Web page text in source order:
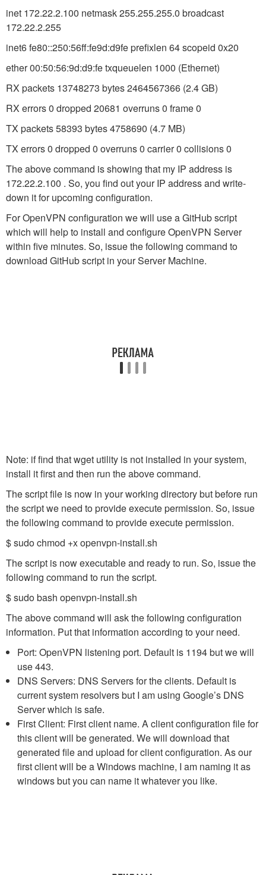
inet 172.22.2.100 netmask 255.255.255.0 broadcast
172.22.2.255
inet6 fe80::250:56ff:fe9d:d9fe prefixlen 64 scopeid 0x20
ether 00:50:56:9d:d9:fe txqueuelen 1000 (Ethernet)
RX packets 13748273 bytes 2464567366 (2.4 GB)
RX errors 0 dropped 20681 overruns 0 frame 0
TX packets 58393 bytes 4758690 (4.7 MB)
TX errors 0 dropped 0 overruns 0 carrier 0 collisions 0
The above command is showing that my IP address is
172.22.2.100 . So, you find out your IP address and write-
down it for upcoming configuration.
For OpenVPN configuration we will use a GitHub script
which will help to install and configure OpenVPN Server
within five minutes. So, issue the following command to
download GitHub script in your Server Machine.
Note: if find that wget utility is not installed in your system,
install it first and then run the above command.
The script file is now in your working directory but before run
the script we need to provide execute permission. So, issue
the following command to provide execute permission.
$ sudo chmod +x openvpn-install.sh
The script is now executable and ready to run. So, issue the
following command to run the script.
$ sudo bash openvpn-install.sh
The above command will ask the following configuration
information. Put that information according to your need.
Port: OpenVPN listening port. Default is 1194 but we will
use 443.
DNS Servers: DNS Servers for the clients. Default is
current system resolvers but I am using Google’s DNS
Server which is safe.
First Client: First client name. A client configuration file for
this client will be generated. We will download that
generated file and upload for client configuration. As our
first client will be a Windows machine, I am naming it as
windows but you can name it whatever you like.